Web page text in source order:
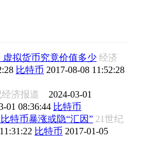
拟货币究竟价值多少 经济
比特币 2017-08-08 11:52:28
经济报道 2024-03-01
01 08:36:44 比特币
特币暴涨或隐“汇因” 21世纪
比特币 2017-01-05